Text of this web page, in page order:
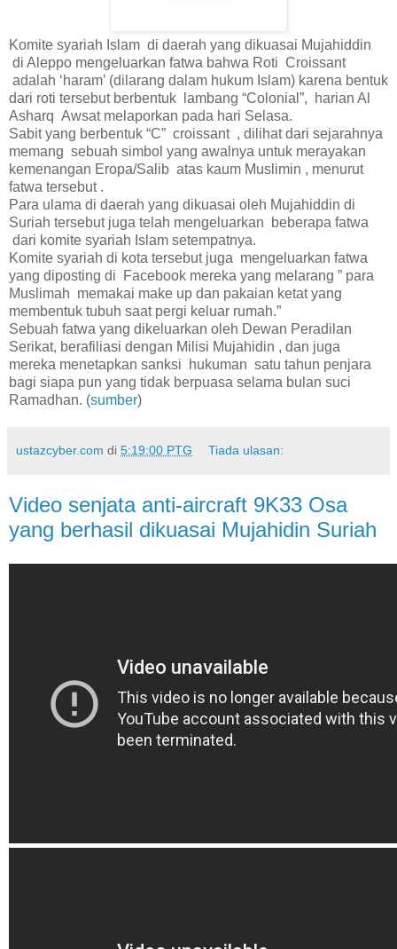
Komite syariah Islam di daerah yang dikuasai Mujahiddin
di Aleppo mengeluarkan fatwa bahwa Roti Croissant
adalah ‘haram’ (dilarang dalam hukum Islam) karena bentuk
dari roti tersebut berbentuk lambang “Colonial”, harian Al
Asharq Awsat melaporkan pada hari Selasa.
Sabit yang berbentuk “C” croissant , dilihat dari sejarahnya
memang sebuah simbol yang awalnya untuk merayakan
kemenangan Eropa/Salib atas kaum Muslimin , menurut
fatwa tersebut .
Para ulama di daerah yang dikuasai oleh Mujahiddin di
Suriah tersebut juga telah mengeluarkan beberapa fatwa
dari komite syariah Islam setempatnya.
Komite syariah di kota tersebut juga mengeluarkan fatwa
yang diposting di Facebook mereka yang melarang ” para
Muslimah memakai make up dan pakaian ketat yang
membentuk tubuh saat pergi keluar rumah.”
Sebuah fatwa yang dikeluarkan oleh Dewan Peradilan
Serikat, berafiliasi dengan Milisi Mujahidin , dan juga
mereka menetapkan sanksi hukuman satu tahun penjara
bagi siapa pun yang tidak berpuasa selama bulan suci
Ramadhan. (sumber)
ustazcyber.com di 5:19:00 PTG Tiada ulasan:
Video senjata anti-aircraft 9K33 Osa
yang berhasil dikuasai Mujahidin Suriah